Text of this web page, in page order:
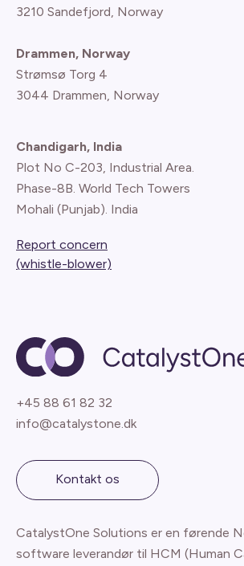
3210 Sandefjord, Norway
Drammen, Norway
Strømsø Torg 4
3044 Drammen, Norway
Chandigarh, India
Plot No C-203, Industrial Area.
Phase-8B. World Tech Towers
Mohali (Punjab). India
Report concern
(whistle-blower)
+45 88 61 82 32
info@catalystone.dk
Kontakt os
CatalystOne Solutions er en førende
software leverandør til HCM (Human